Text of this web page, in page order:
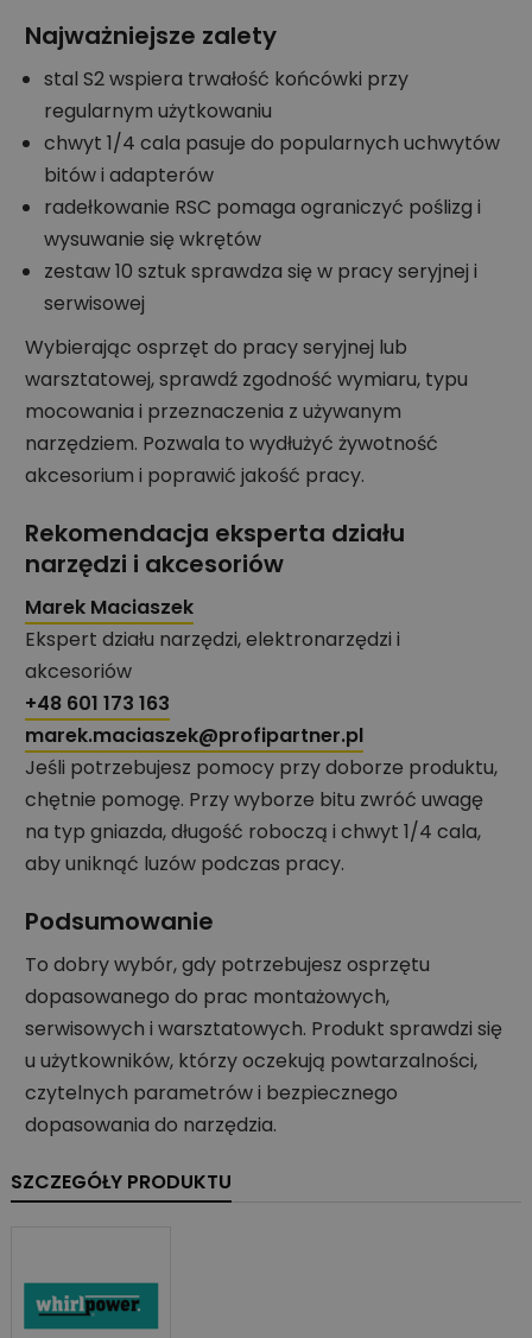
Najważniejsze zalety
stal S2 wspiera trwałość końcówki przy
regularnym użytkowaniu
chwyt 1/4 cala pasuje do popularnych uchwytów
bitów i adapterów
radełkowanie RSC pomaga ograniczyć poślizg i
wysuwanie się wkrętów
zestaw 10 sztuk sprawdza się w pracy seryjnej i
serwisowej
Wybierając osprzęt do pracy seryjnej lub
warsztatowej, sprawdź zgodność wymiaru, typu
mocowania i przeznaczenia z używanym
narzędziem. Pozwala to wydłużyć żywotność
akcesorium i poprawić jakość pracy.
Rekomendacja eksperta działu
narzędzi i akcesoriów
Marek Maciaszek
Ekspert działu narzędzi, elektronarzędzi i
akcesoriów
+48 601 173 163
marek.maciaszek@profipartner.pl
Jeśli potrzebujesz pomocy przy doborze produktu,
chętnie pomogę. Przy wyborze bitu zwróć uwagę
na typ gniazda, długość roboczą i chwyt 1/4 cala,
aby uniknąć luzów podczas pracy.
Podsumowanie
To dobry wybór, gdy potrzebujesz osprzętu
dopasowanego do prac montażowych,
serwisowych i warsztatowych. Produkt sprawdzi się
u użytkowników, którzy oczekują powtarzalności,
czytelnych parametrów i bezpiecznego
dopasowania do narzędzia.
SZCZEGÓŁY PRODUKTU